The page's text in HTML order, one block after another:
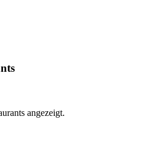
angezeigt.